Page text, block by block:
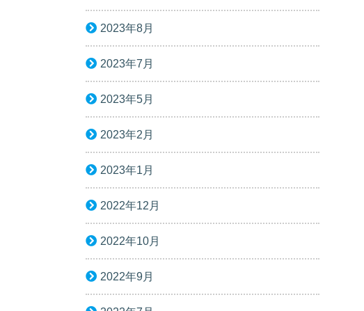
2023年8月
2023年7月
2023年5月
2023年2月
2023年1月
2022年12月
2022年10月
2022年9月